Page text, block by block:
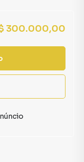
300.000,00